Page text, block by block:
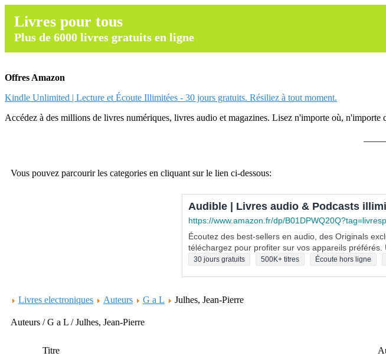
Livres pour tous
Plus de 6000 livres gratuits en ligne
Offres Amazon
Kindle Unlimited | Lecture et Écoute Illimitées - 30 jours gratuits. Résiliez à tout moment.
Accédez à des millions de livres numériques, livres audio et magazines. Lisez n'importe où, n'importe
Vous pouvez parcourir les categories en cliquant sur le lien ci-dessous:
Audible | Livres audio & Podcasts
https://www.amazon.fr/dp/
Écoutez des best-sellers en audio, des Originals
téléchargez pour profiter sur vos appareils
30 jours gratuits 500K+ titres Écoute hors ligne
Livres electroniques Auteurs G a L Julhes, Jean-Pierre
Auteurs / G a L / Julhes, Jean-Pierre
Titre